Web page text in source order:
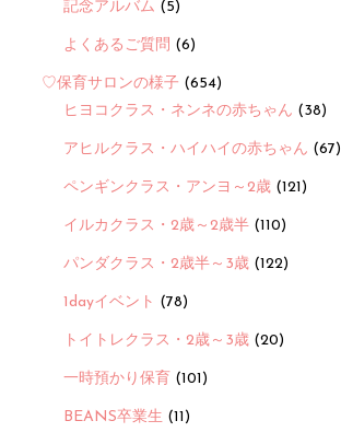
記念アルバム (5)
よくあるご質問 (6)
♡保育サロンの様子 (654)
ヒヨコクラス・ネンネの赤ちゃん (38)
アヒルクラス・ハイハイの赤ちゃん (67)
ペンギンクラス・アンヨ～2歳 (121)
イルカクラス・2歳～2歳半 (110)
パンダクラス・2歳半～3歳 (122)
1dayイベント (78)
トイトレクラス・2歳～3歳 (20)
一時預かり保育 (101)
BEANS卒業生 (11)